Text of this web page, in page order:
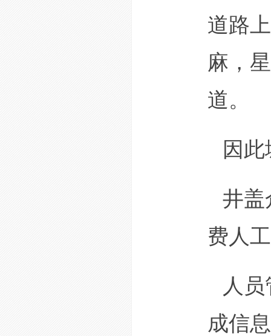
道路
麻，
道。
因
井盖
费人
人
成信